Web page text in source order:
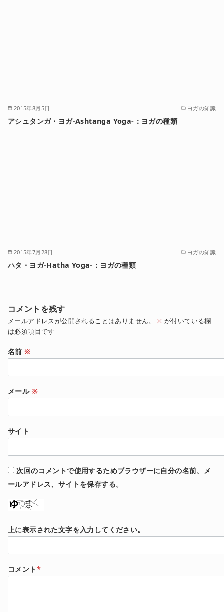
2015年8月5日 ヨガの知識
アシュタンガ・ヨガ-Ashtanga Yoga-：ヨガの種類
2015年7月28日 ヨガの知識
ハタ・ヨガ-Hatha Yoga-：ヨガの種類
コメントを残す
メールアドレスが公開されることはありません。 ※ が付いている欄
は必須項目です
名前※
メール ※
サイト
次回のコメントで使用するためブラウザーに自分の名前、メ
ールアドレス、サイトを保存する。
上に表示された文字を入力してください。
コメント*